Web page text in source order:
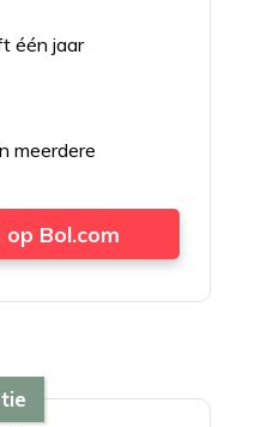
één jaar
meerdere
op Bol.com